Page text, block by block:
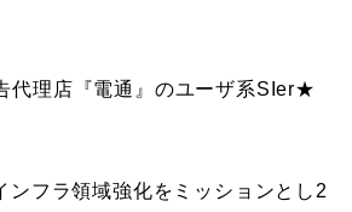
代理店『電通』のユーザ系SIer★
ンフラ領域強化をミッションとし2